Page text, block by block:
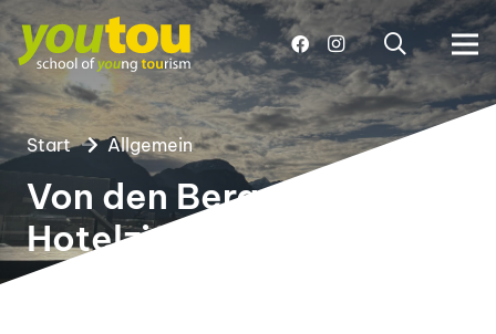
Start Allgemein
Von den Bergen ins
Hotelzimmer